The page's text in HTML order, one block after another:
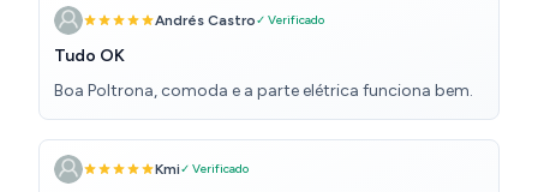
Andrés Castro✓ Verificado
Tudo OK
Boa Poltrona, comoda e a parte elétrica funciona bem.
Kmi✓ Verificado